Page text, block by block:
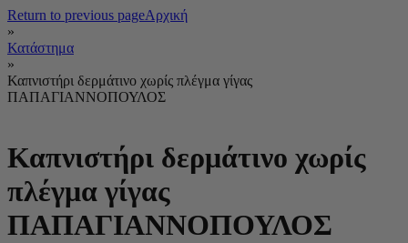
Return to previous pageΑρχική
»
Κατάστημα
»
Καπνιστήρι δερμάτινο χωρίς πλέγμα γίγας
ΠΑΠΑΓΙΑΝΝΟΠΟΥΛΟΣ
Καπνιστήρι δερμάτινο χωρίς
πλέγμα γίγας
ΠΑΠΑΓΙΑΝΝΟΠΟΥΛΟΣ